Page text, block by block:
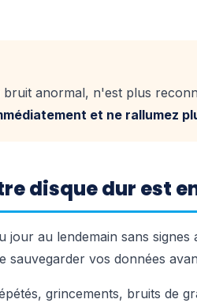
bruit anormal, n'est plus
et ne rallumez
disque dur est
jour au lendemain sans
sauvegarder vos données
grincements, bruits de